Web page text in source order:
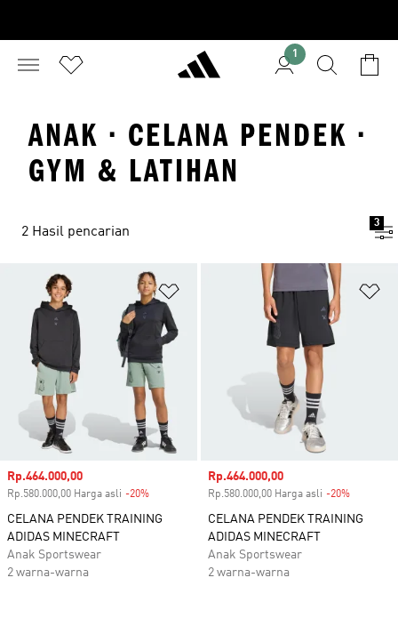
1
ANAK · CELANA PENDEK ·
GYM & LATIHAN
2 Hasil pencarian
3
Tambahkan ke Wishlist
Harga penjualan
Rp.464.000,00
Rp.580.000,00 Harga asli -20%
CELANA PENDEK TRAINING
ADIDAS MINECRAFT
Anak Sportswear
2 warna-warna
Harga penjualan
Rp.464.000,00
Rp.580.000,00 Harga asli -20%
CELANA PENDEK TRAINING
ADIDAS MINECRAFT
Anak Sportswear
2 warna-warna